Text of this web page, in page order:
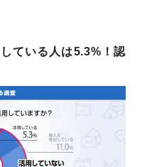
ている人は5.3%！認